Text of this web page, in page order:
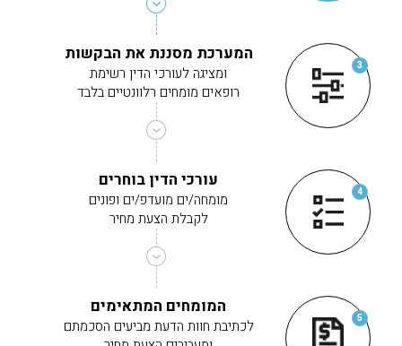
3
המערכת מסננת את הבקשות
ומציגה לעורכי הדין רשימת
רופאים מומחים רלוונטיים בלבד
4
עורכי הדין בוחרים
מומחה/ים מועדפ/ים ופונים
לקבלת הצעת מחיר
5
המומחים המתאימים
לכתיבת חוות הדעת מביעים הסכמתם